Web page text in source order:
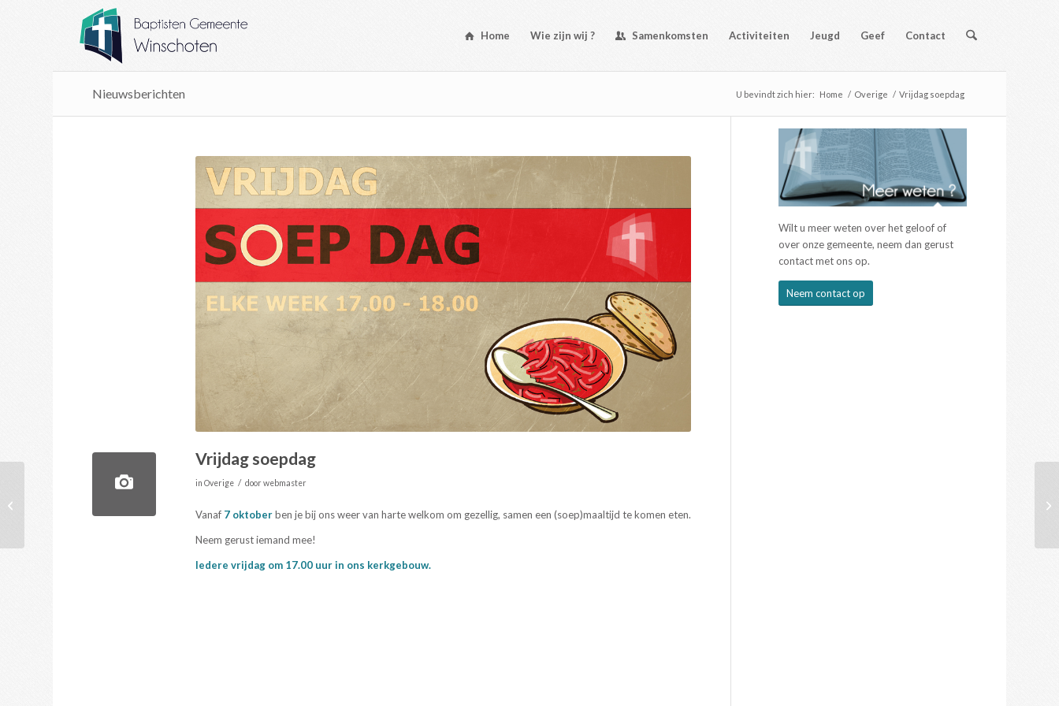
Home Wie zijn wij ? Samenkomsten Activiteiten Jeugd Geef Contact
Nieuwsberichten U bevindt zich hier: Home / Overige / Vrijdag soepdag
Vrijdag soepdag
inOverige / doorwebmaster
Vanaf 7 oktoberben je bij ons weer van harte welkom om gezellig, samen een (soep)maaltijd te komen eten.
Neem gerust iemand mee!
Iedere vrijdag om 17.00 uur in ons kerkgebouw.
Wilt u meer weten over het geloof of
over onze gemeente, neem dan gerust
contact met ons op.
Neem contact op